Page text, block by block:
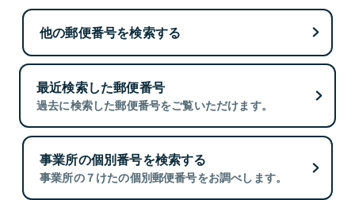
他の郵便番号を検索する
最近検索した郵便番号
過去に検索した郵便番号をご覧いただけます。
事業所の個別番号を検索する
事業所の７けたの個別郵便番号をお調べします。